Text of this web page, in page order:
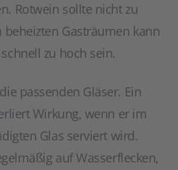
Rotwein sollte nicht zu
Gasträumen kann
zu hoch sein.
passenden Gläser. Ein
Wirkung, wenn er im
Glas serviert wird.
auf Wasserflecken,